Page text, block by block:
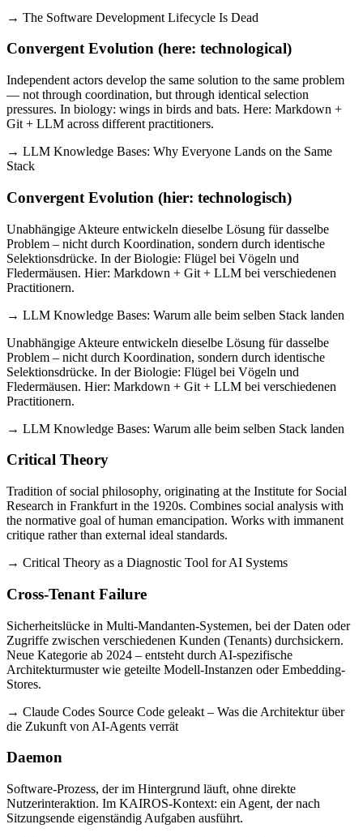
→ The Software Development Lifecycle Is Dead
Convergent Evolution (here: technological)
Independent actors develop the same solution to the same problem
— not through coordination, but through identical selection
pressures. In biology: wings in birds and bats. Here: Markdown +
Git + LLM across different practitioners.
→ LLM Knowledge Bases: Why Everyone Lands on the Same
Stack
Convergent Evolution (hier: technologisch)
Unabhängige Akteure entwickeln dieselbe Lösung für dasselbe
Problem – nicht durch Koordination, sondern durch identische
Selektionsdrücke. In der Biologie: Flügel bei Vögeln und
Fledermäusen. Hier: Markdown + Git + LLM bei verschiedenen
Practitionern.
→ LLM Knowledge Bases: Warum alle beim selben Stack landen
Unabhängige Akteure entwickeln dieselbe Lösung für dasselbe
Problem – nicht durch Koordination, sondern durch identische
Selektionsdrücke. In der Biologie: Flügel bei Vögeln und
Fledermäusen. Hier: Markdown + Git + LLM bei verschiedenen
Practitionern.
→ LLM Knowledge Bases: Warum alle beim selben Stack landen
Critical Theory
Tradition of social philosophy, originating at the Institute for Social
Research in Frankfurt in the 1920s. Combines social analysis with
the normative goal of human emancipation. Works with immanent
critique rather than external ideal standards.
→ Critical Theory as a Diagnostic Tool for AI Systems
Cross-Tenant Failure
Sicherheitslücke in Multi-Mandanten-Systemen, bei der Daten oder
Zugriffe zwischen verschiedenen Kunden (Tenants) durchsickern.
Neue Kategorie ab 2024 – entsteht durch AI-spezifische
Architekturmuster wie geteilte Modell-Instanzen oder Embedding-
Stores.
→ Claude Codes Source Code geleakt – Was die Architektur über
die Zukunft von AI-Agents verrät
Daemon
Software-Prozess, der im Hintergrund läuft, ohne direkte
Nutzerinteraktion. Im KAIROS-Kontext: ein Agent, der nach
Sitzungsende eigenständig Aufgaben ausführt.